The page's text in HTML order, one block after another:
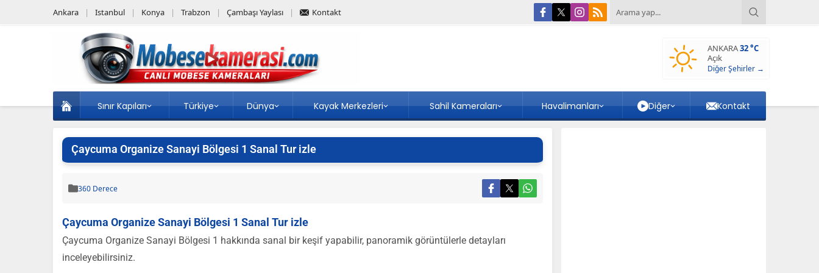
Ankara Istanbul Konya Trabzon Çambaşı Yaylası Kontakt
ANKARA32 °C
Açık
Diğer Şehirler →
Sınır Kapıları Türkiye Dünya Kayak Merkezleri Sahil Kameraları Havalimanları Diğer Kontakt
Çaycuma Organize Sanayi Bölgesi 1 Sanal Tur izle
360 Derece
Çaycuma Organize Sanayi Bölgesi 1 Sanal Tur izle
Çaycuma Organize Sanayi Bölgesi 1 hakkında sanal bir keşif yapabilir, panoramik görüntülerle detayları
inceleyebilirsiniz.